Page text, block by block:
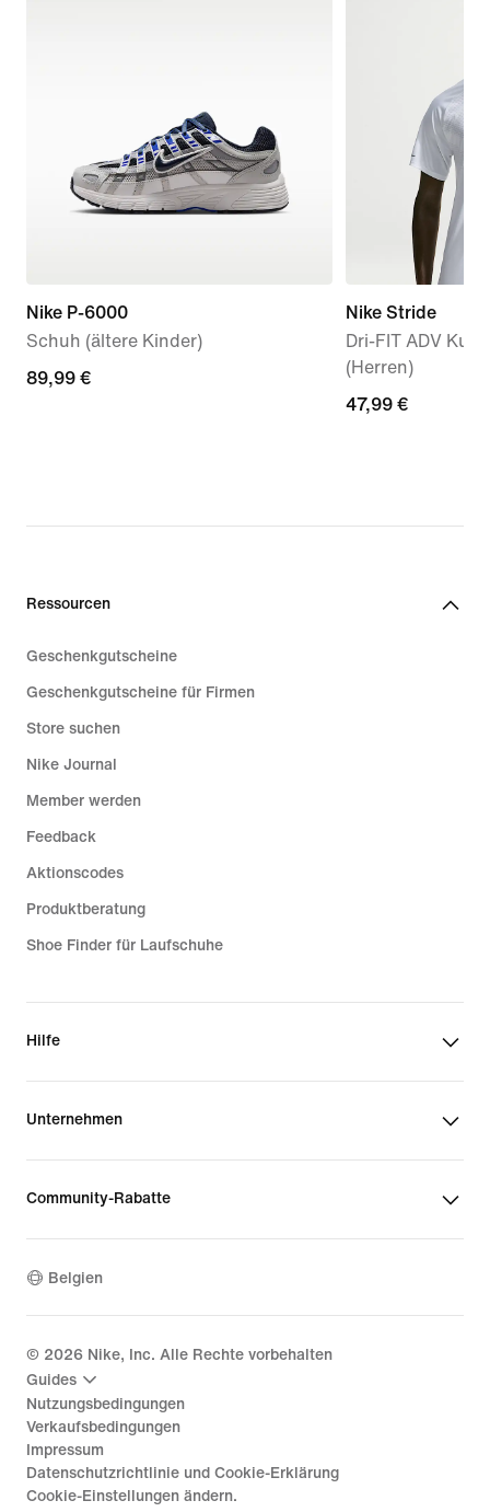
Nike P-6000
Schuh (ältere Kinder)
89,99 €
89,99 €
Nike Stride
Dri-FIT ADV
(Herren)
47,99 €
47,99 €
Ressourcen
Geschenkgutscheine
Geschenkgutscheine für Firmen
Store suchen
Nike Journal
Member werden
Feedback
Aktionscodes
Produktberatung
Shoe Finder für Laufschuhe
Hilfe
Unternehmen
Community-Rabatte
Belgien
© 2026 Nike, Inc. Alle Rechte vorbehalten
Guides
Nutzungsbedingungen
Verkaufsbedingungen
Impressum
Datenschutzrichtlinie und Cookie-Erklärung
Cookie-Einstellungen ändern.